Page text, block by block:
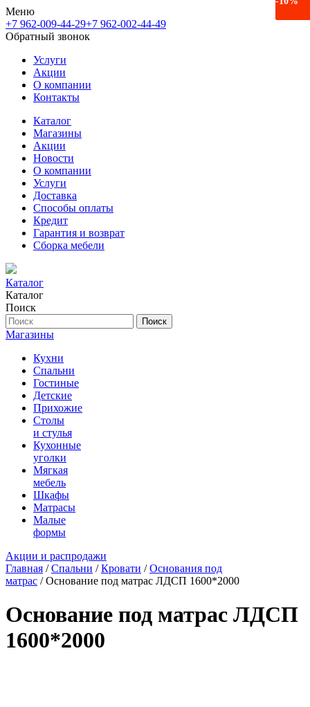
Меню
+7 962-009-44-29+7 962-002-44-49
Обратный звонок
Услуги
Акции
О компании
Контакты
Каталог
Магазины
Акции
Новости
О компании
Услуги
Доставка
Способы оплаты
Кредит
Гарантия и возврат
Сборка мебели
Каталог
Каталог
Поиск
Поиск
Магазины
Кухни
Спальни
Гостиные
Детские
Прихожие
Столы
и стулья
Кухонные
уголки
Мягкая
мебель
Шкафы
Матрасы
Малые
формы
Акции и распродажи
Главная /Спальни /Кровати /Основания под
матрас / Основание под матрас ЛДСП 1600*2000
Основание под матрас ЛДСП
1600*2000